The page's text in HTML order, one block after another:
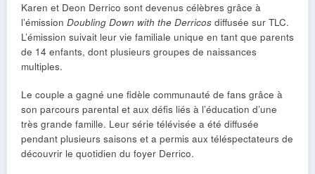
Karen et Deon Derrico sont devenus célèbres grâce à
l’émission Doubling Down with the Derricos diffusée sur TLC.
L’émission suivait leur vie familiale unique en tant que parents
de 14 enfants, dont plusieurs groupes de naissances
multiples.
Le couple a gagné une fidèle communauté de fans grâce à
son parcours parental et aux défis liés à l’éducation d’une
très grande famille. Leur série télévisée a été diffusée
pendant plusieurs saisons et a permis aux téléspectateurs de
découvrir le quotidien du foyer Derrico.